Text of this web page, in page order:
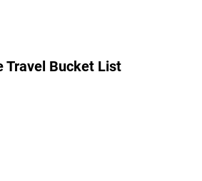
Travel Bucket List